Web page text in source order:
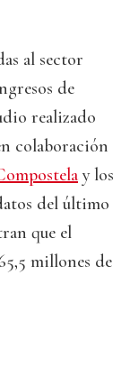
al sector
de
realizado
colaboración
y los
del último
que el
millones de